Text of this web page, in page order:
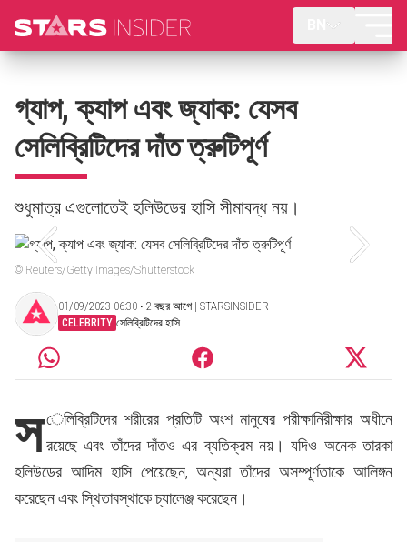
গ্যাপ, ক্যাপ এবং জ্যাক: যেসব
সেলিব্রিটিদের দাঁত ত্রুটিপূর্ণ
শুধুমাত্র এগুলোতেই হলিউডের হাসি সীমাবদ্ধ নয়।
© Reuters/Getty Images/Shutterstock
01/09/2023 06:30 ‧ 2 বছর আগে | STARSINSIDER
CELEBRITY সেলিব্রিটিদের হাসি
স েলিব্রিটিদের শরীরের প্রতিটি অংশ মানুষের পরীক্ষানিরীক্ষার অধীনে
রয়েছে এবং তাঁদের দাঁতও এর ব্যতিক্রম নয়। যদিও অনেক তারকা
হলিউডের আদিম হাসি পেয়েছেন, অন্যরা তাঁদের অসম্পূর্ণতাকে আলিঙ্গন
করেছেন এবং স্থিতাবস্থাকে চ্যালেঞ্জ করেছেন।